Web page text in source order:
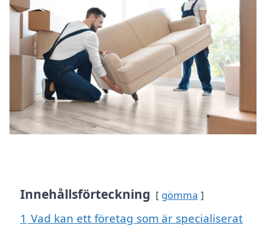
Innehållsförteckning gömma
1 Vad kan ett företag som är specialiserat